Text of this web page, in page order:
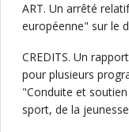
ART. Un arrêté
européenne" sur le
CREDITS. Un
pour plusieurs
"Conduite et
sport, de la